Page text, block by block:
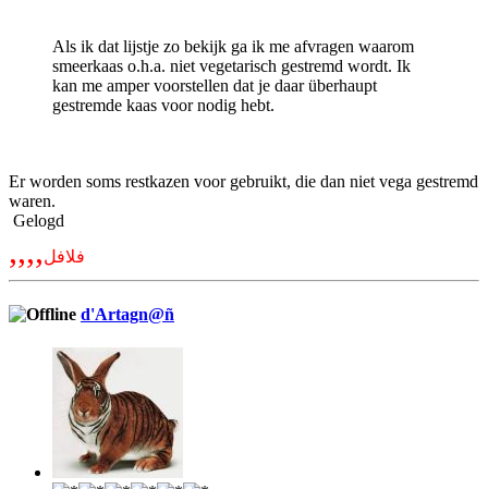
Als ik dat lijstje zo bekijk ga ik me afvragen waarom
smeerkaas o.h.a. niet vegetarisch gestremd wordt. Ik
kan me amper voorstellen dat je daar überhaupt
gestremde kaas voor nodig hebt.
Er worden soms restkazen voor gebruikt, die dan niet vega gestremd
waren.
Gelogd
,,,,فلافل
d'Artagn@ñ